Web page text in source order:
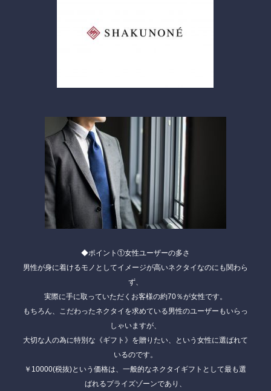
◆ポイント①女性ユーザーの多さ
男性が身に着けるモノとしてイメージが高いネクタイなのにも関わら
ず、
実際に手に取っていただく お客様の約70％が女性です。
もちろん、こだわったネクタイを求めている男性のユーザーもいらっ
しゃいますが、
大切な人の為に特別な《ギフト》 を贈りたい、という女性に選ばれて
いるのです。
￥10000(税抜)という価格は、一般的なネクタイギフトとして最も選
ばれるプライズゾーンであり、